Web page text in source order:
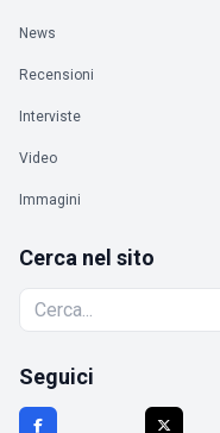
News
Recensioni
Interviste
Video
Immagini
Cerca nel sito
Seguici